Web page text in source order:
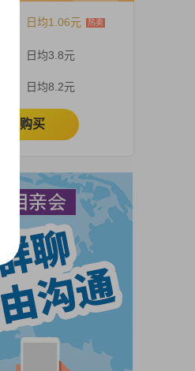
日均1.06元
日均3.8元
日均8.2元
立即购买